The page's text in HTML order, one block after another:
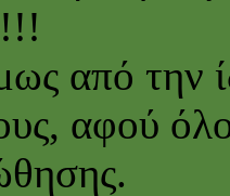
από την
αφού